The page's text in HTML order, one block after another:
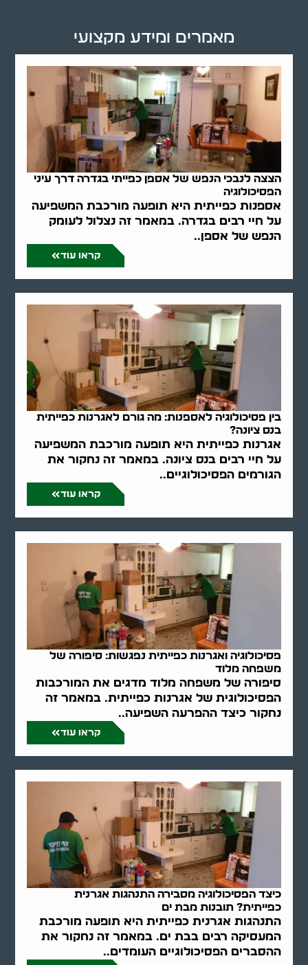
הצצה לנבכי הנפש של אספן כפייתי בגדרה דרך עיני
הפסיכולוגיה
אספנות כפייתית היא תופעה מורכבת המשפיעה
על חיי רבים בגדרה. במאמר זה נצלול לעומק
הנפש של אספן..
קראו עוד
בין פסיכולוגיה לאספנות: מה גורם לאגרנות כפייתית
בנס ציונה?
אגרנות כפייתית היא תופעה מורכבת המשפיעה
על חיי רבים בנס ציונה. במאמר זה נחקור את
הגורמים הפסיכולוגיים..
קראו עוד
פסיכולוגיה ואגרנות כפייתית נפגשות: סיפורה של
משפחה מלוד
סיפורה של משפחה מלוד מדגים את המורכבות
הפסיכולוגית של אגרנות כפייתית. במאמר זה
נחקור כיצד ההפרעה השפיעה..
קראו עוד
כיצד הפסיכולוגיה מסבירה התנהגות אגרנית
כפייתית? תובנות מבת ים
התנהגות אגרנית כפייתית היא תופעה מורכבת
המעסיקה רבים בבת ים. במאמר זה נחקור את
ההסברים הפסיכולוגיים העומדים..
מאמרים ומידע מקצועי